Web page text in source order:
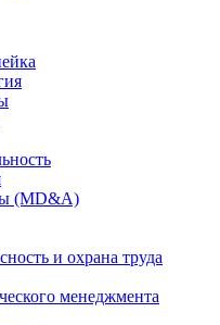
(MD&A)
и охрана труда
менеджмента